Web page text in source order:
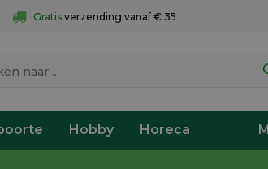
Gratis verzending vanaf € 35
Hobby Horeca